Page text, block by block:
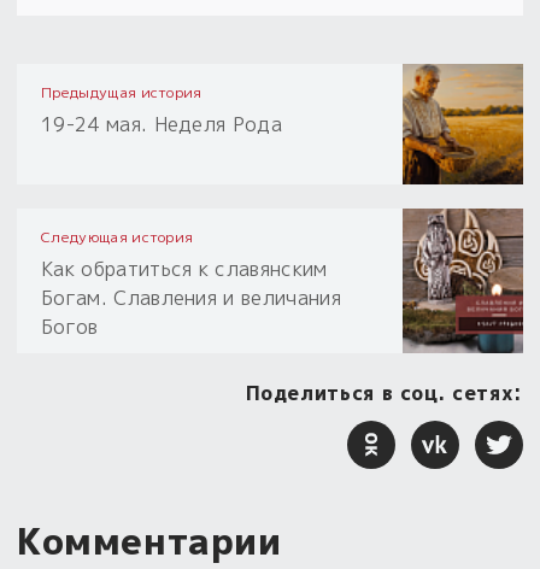
Предыдущая история
19-24 мая. Неделя Рода
Следующая история
Как обратиться к славянским
Богам. Славления и величания
Богов
Поделиться в соц. сетях:
Комментарии